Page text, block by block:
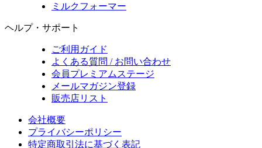
ミルクフォーマー
ヘルプ・サポート
ご利用ガイド
よくある質問 / お問い合わせ
会員プレミアムステージ
メールマガジン登録
販売店リスト
会社概要
プライバシーポリシー
特定商取引法に基づく表記